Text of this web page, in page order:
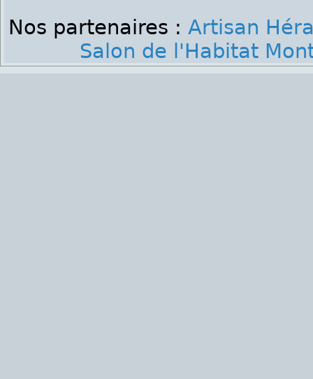
Nos partenaires : Artisan
Salon de l'Habitat